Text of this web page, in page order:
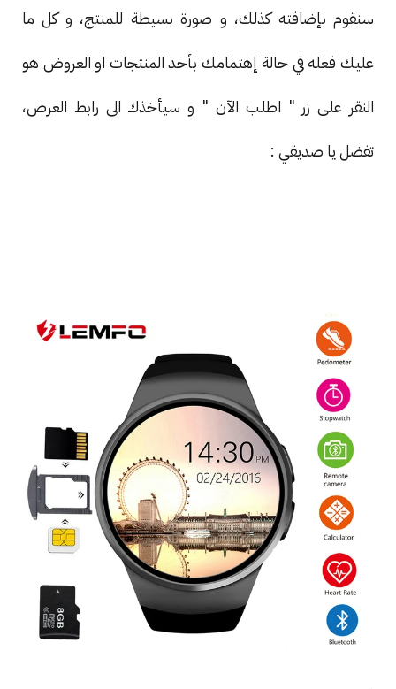
سنقوم بإضافته كذلك، و صورة بسيطة للمنتج، و كل ما
عليك فعله في حالة إهتمامك بأحد المنتجات او العروض هو
النقر على زر " اطلب الآن " و سيأخذك الى رابط العرض،
تفضل يا صديقي :